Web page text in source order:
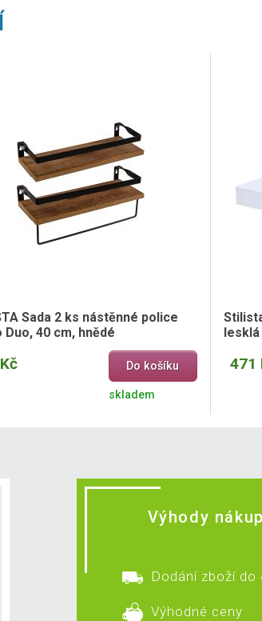
Sada 2 ks nástěnné police
Duo, 40 cm, hnědé
Do košíku
skladem
lesklá
471
Výhody
Dodání zboží do
Výhodné ceny